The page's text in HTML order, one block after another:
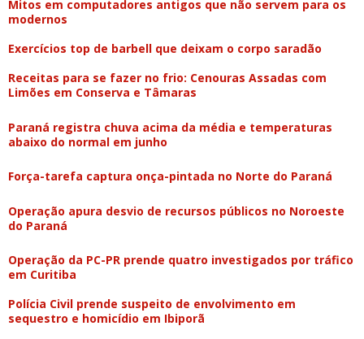
Mitos em computadores antigos que não servem para os
modernos
Exercícios top de barbell que deixam o corpo saradão
Receitas para se fazer no frio: Cenouras Assadas com
Limões em Conserva e Tâmaras
Paraná registra chuva acima da média e temperaturas
abaixo do normal em junho
Força-tarefa captura onça-pintada no Norte do Paraná
Operação apura desvio de recursos públicos no Noroeste
do Paraná
Operação da PC-PR prende quatro investigados por tráfico
em Curitiba
Polícia Civil prende suspeito de envolvimento em
sequestro e homicídio em Ibiporã